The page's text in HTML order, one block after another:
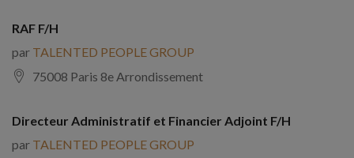
RAF F/H
par TALENTED PEOPLE GROUP
75008 Paris 8e Arrondissement
Directeur Administratif et Financier Adjoint F/H
par TALENTED PEOPLE GROUP